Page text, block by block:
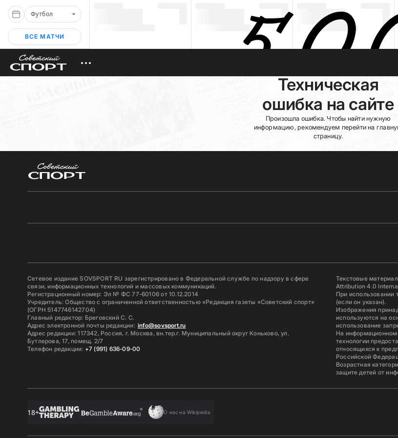
Футбол
ВСЕ МАТЧИ
Техническая
ошибка на сайте
Произошла ошибка. Чтобы найти нужную
информацию, рекомендуем перейти на
страницу.
Сетевое издание SOVSPORT RU зарегистрировано в Федеральной службе по надзору в сфере
связи, информационных технологий и массовых коммуникаций.
Регистрационный номер: Эл № ФС 77-60106 от 10.12.2014
Учредитель: Общество с ограниченной ответственностью «Редакция газеты «Советский спорт»
(ОГРН 5147746142704)
Главный редактор: Бреговский С. С.
Адрес электронной почты редакции: info@sovsport.ru
Адрес редакции: 117342, Россия, г. Москва, вн.тер.г. Муниципальный округ Коньково, ул.
Бутлерова, 17, помещ. 2/7
Телефон редакции: +7 (991) 636-09-00
Текстовые
Attribution 4.0
При использовании
(если он указан).
Изображения
используются на
использование
На
технологии
относящихся к
Российской
Возрастная
защите детей от
18+ О нас на Wikipedia